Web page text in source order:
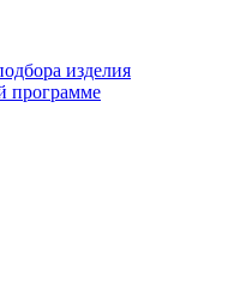
изделия
программе